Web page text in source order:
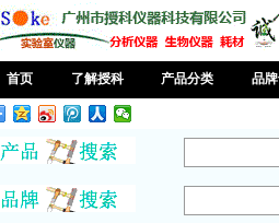
首页 了解授科 产品分类 品